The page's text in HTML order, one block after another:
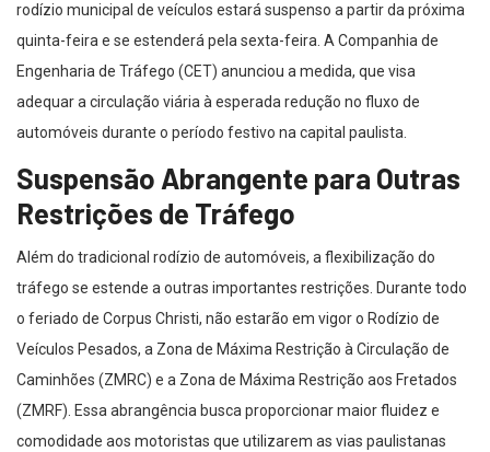
rodízio municipal de veículos estará suspenso a partir da próxima
quinta-feira e se estenderá pela sexta-feira. A Companhia de
Engenharia de Tráfego (CET) anunciou a medida, que visa
adequar a circulação viária à esperada redução no fluxo de
automóveis durante o período festivo na capital paulista.
Suspensão Abrangente para Outras
Restrições de Tráfego
Além do tradicional rodízio de automóveis, a flexibilização do
tráfego se estende a outras importantes restrições. Durante todo
o feriado de Corpus Christi, não estarão em vigor o Rodízio de
Veículos Pesados, a Zona de Máxima Restrição à Circulação de
Caminhões (ZMRC) e a Zona de Máxima Restrição aos Fretados
(ZMRF). Essa abrangência busca proporcionar maior fluidez e
comodidade aos motoristas que utilizarem as vias paulistanas